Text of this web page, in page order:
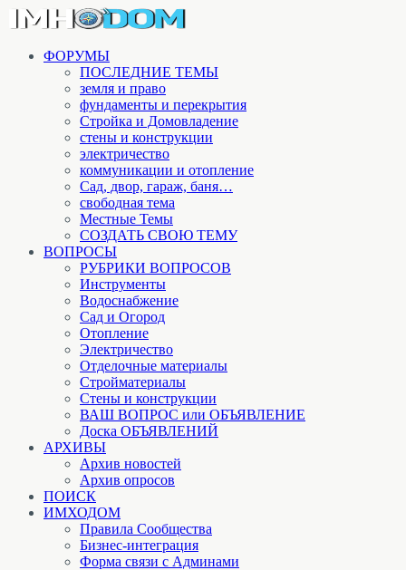
ФОРУМЫ
ПОСЛЕДНИЕ ТЕМЫ
земля и право
фундаменты и перекрытия
Стройка и Домовладение
стены и конструкции
электричество
коммуникации и отопление
Cад, двор, гараж, баня…
свободная тема
Местные Темы
СОЗДАТЬ СВОЮ ТЕМУ
ВОПРОСЫ
РУБРИКИ ВОПРОСОВ
Инструменты
Водоснабжение
Сад и Огород
Отопление
Электричество
Отделочные материалы
Стройматериалы
Стены и конструкции
ВАШ ВОПРОС или ОБЪЯВЛЕНИЕ
Доска ОБЪЯВЛЕНИЙ
АРХИВЫ
Архив новостей
Архив опросов
ПОИСК
ИМХОДОМ
Правила Сообщества
Бизнес-интеграция
Форма связи с Админами